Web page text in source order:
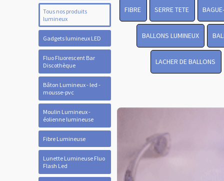
Tous nos produits
lumineux
Gadgets lumineux LED
Fluo Fluorescent Bar
Discothèque
Bâton Lumineux - led -
mousse-pvc
Moulin Lumineux -
éolienne lumineuse
Fibre Lumineuse
Lunette Lumineuse Fluo
Flash Led
FIBRE SERRE TETE
BALLONS LUMINEUX
LACHER DE BALLONS